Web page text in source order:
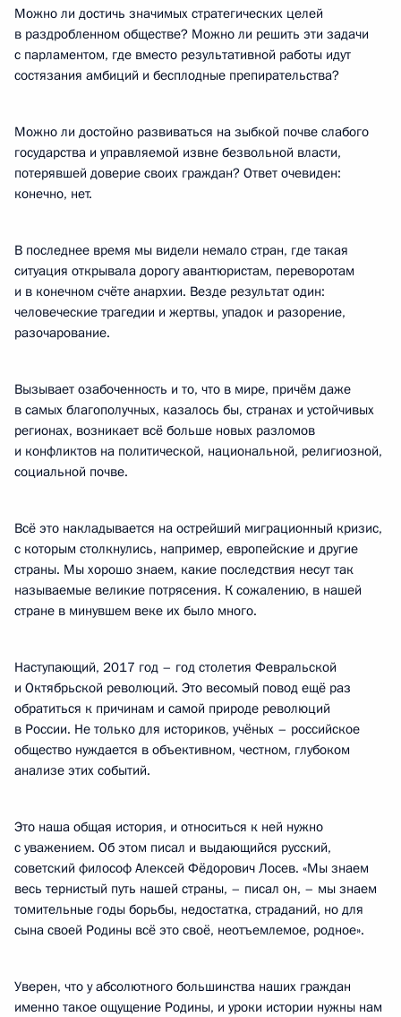
Можно ли достичь значимых стратегических целей
в раздробленном обществе? Можно ли решить эти задачи
с парламентом, где вместо результативной работы идут
состязания амбиций и бесплодные препирательства?
Можно ли достойно развиваться на зыбкой почве слабого
государства и управляемой извне безвольной власти,
потерявшей доверие своих граждан? Ответ очевиден:
конечно, нет.
В последнее время мы видели немало стран, где такая
ситуация открывала дорогу авантюристам, переворотам
и в конечном счёте анархии. Везде результат один:
человеческие трагедии и жертвы, упадок и разорение,
разочарование.
Вызывает озабоченность и то, что в мире, причём даже
в самых благополучных, казалось бы, странах и устойчивых
регионах, возникает всё больше новых разломов
и конфликтов на политической, национальной, религиозной,
социальной почве.
Всё это накладывается на острейший миграционный кризис,
с которым столкнулись, например, европейские и другие
страны. Мы хорошо знаем, какие последствия несут так
называемые великие потрясения. К сожалению, в нашей
стране в минувшем веке их было много.
Наступающий, 2017 год – год столетия Февральской
и Октябрьской революций. Это весомый повод ещё раз
обратиться к причинам и самой природе революций
в России. Не только для историков, учёных – российское
общество нуждается в объективном, честном, глубоком
анализе этих событий.
Это наша общая история, и относиться к ней нужно
с уважением. Об этом писал и выдающийся русский,
советский философ Алексей Фёдорович Лосев. «Мы знаем
весь тернистый путь нашей страны, – писал он, – мы знаем
томительные годы борьбы, недостатка, страданий, но для
сына своей Родины всё это своё, неотъемлемое, родное».
Уверен, что у абсолютного большинства наших граждан
именно такое ощущение Родины, и уроки истории нужны нам